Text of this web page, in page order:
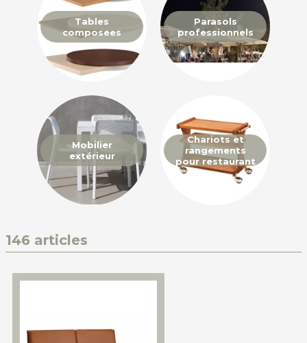
Tables
composees
Parasols
professionnels
Mobilier
extérieur
Chariots et
rangements
pour restaurant
146 articles